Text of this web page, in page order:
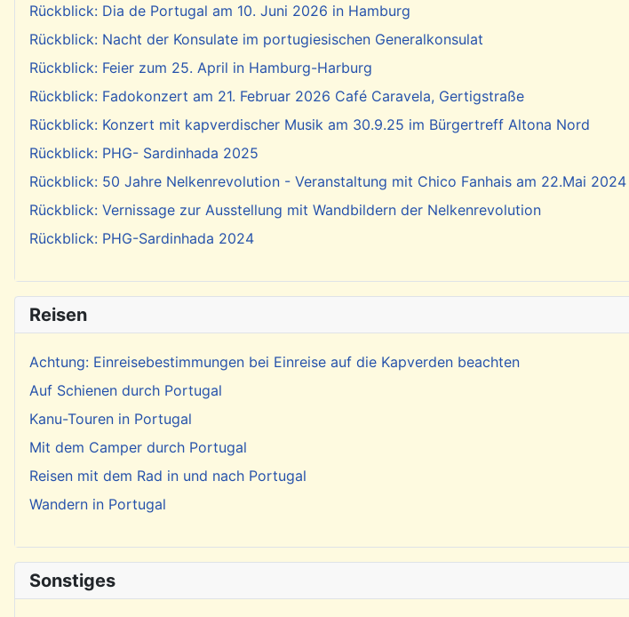
Rückblick: Dia de Portugal am 10. Juni 2026 in Hamburg
Rückblick: Nacht der Konsulate im portugiesischen Generalkonsulat
Rückblick: Feier zum 25. April in Hamburg-Harburg
Rückblick: Fadokonzert am 21. Februar 2026 Café Caravela, Gertigstraße
Rückblick: Konzert mit kapverdischer Musik am 30.9.25 im Bürgertreff Altona Nord
Rückblick: PHG- Sardinhada 2025
Rückblick: 50 Jahre Nelkenrevolution - Veranstaltung mit Chico Fanhais am 22.Mai 2024
Rückblick: Vernissage zur Ausstellung mit Wandbildern der Nelkenrevolution
Rückblick: PHG-Sardinhada 2024
Reisen
Achtung: Einreisebestimmungen bei Einreise auf die Kapverden beachten
Auf Schienen durch Portugal
Kanu-Touren in Portugal
Mit dem Camper durch Portugal
Reisen mit dem Rad in und nach Portugal
Wandern in Portugal
Sonstiges